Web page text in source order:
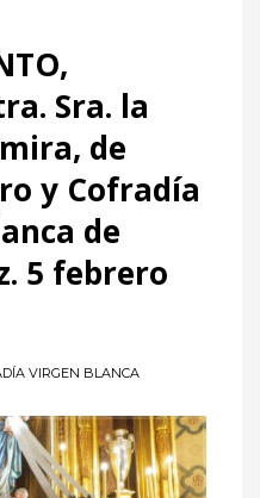
Sra. la
de
y Cofradía
de
5 febrero
VIRGEN BLANCA